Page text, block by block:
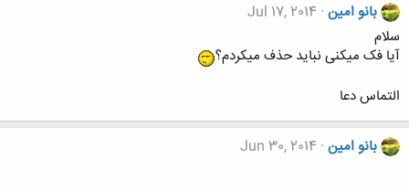
بانو امین Jul 17, 2014
سلام
آیا فک میکنی نباید حذف میکردم؟
التماس دعا
بانو امین Jun 30, 2014